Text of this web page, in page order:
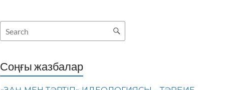
Соңғы жазбалар